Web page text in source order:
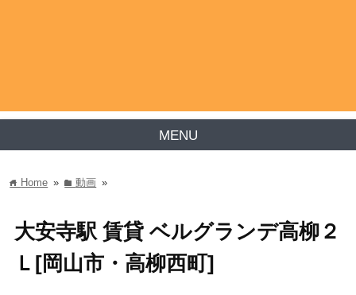
MENU
home Home » folder動画 »
大安寺駅 賃貸 ベルグランデ高柳２
Ｌ[岡山市・高柳西町]